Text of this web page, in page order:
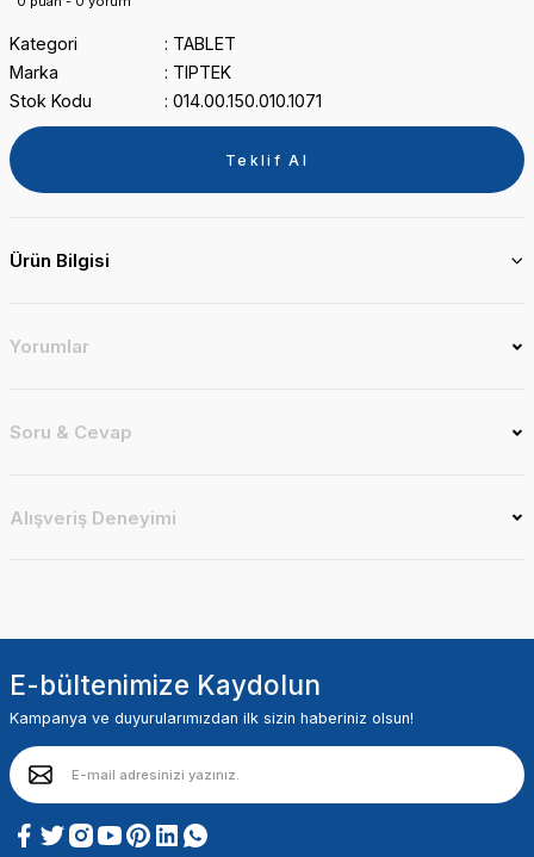
Kategori
TABLET
Marka
TIPTEK
Stok Kodu
014.00.150.010.1071
Teklif Al
Ürün Bilgisi
Yorumlar
Soru & Cevap
Alışveriş Deneyimi
E-bültenimize Kaydolun
Kampanya ve duyurularımızdan ilk sizin haberiniz olsun!